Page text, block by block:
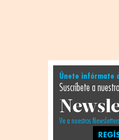
Únete infórmate
Suscríbete a
Ve a nuestros Newsletters